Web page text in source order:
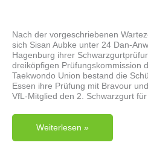
Nach der vorgeschriebenen
sich Sisan Aubke unter 24 Dan-
Hagenburg ihrer
dreiköpfigen Prüfungskommission
Taekwondo Union bestand die
Essen ihre Prüfung mit Bravour
VfL-Mitglied den 2. Schwarzgurt
Dan-
Der
Weiterlesen »